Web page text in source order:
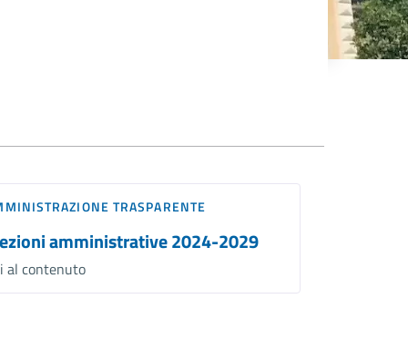
TRASPARENTE
amministrative 2024-2029
al contenuto